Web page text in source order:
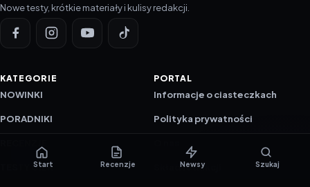
Nowe testy, krótkie materiały i kulisy redakcji.
KATEGORIE
NOWINKI
PORADNIKI
TESTY GIER
PORTAL
Informacje o ciasteczkach
Polityka prywatności
Skład redakcji
Start Recenzje Newsy Szukaj